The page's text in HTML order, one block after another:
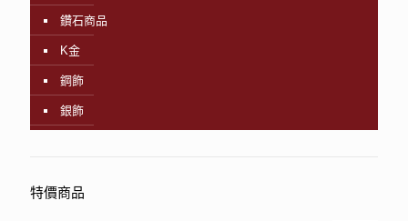
鑽石商品
K金
鋼飾
銀飾
特價商品